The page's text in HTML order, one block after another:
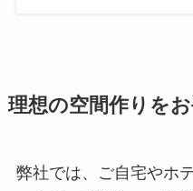
理想の空間作りを
弊社では、ご自宅やホ